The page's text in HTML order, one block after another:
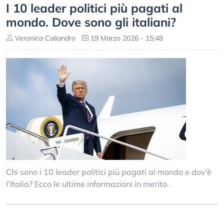
I 10 leader politici più pagati al
mondo. Dove sono gli italiani?
Veronica Caliandro 19 Marzo 2026 - 15:48
Chi sono i 10 leader politici più pagati al mondo e dov’è
l’Italia? Ecco le ultime informazioni in merito.